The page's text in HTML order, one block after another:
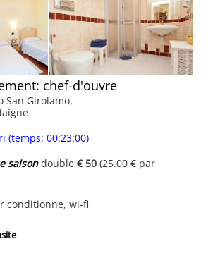
chef-d'ouvre
San Girolamo,
(temps: 00:23:00)
saisondouble€ 50 (25.00 € par
conditionne, wi-fi